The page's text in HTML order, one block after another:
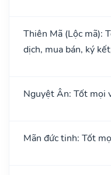
Thiên Mã (Lộc mã):
dịch, mua bán, ký
Nguyệt Ân: Tốt mọi
Mãn đức tinh: Tốt